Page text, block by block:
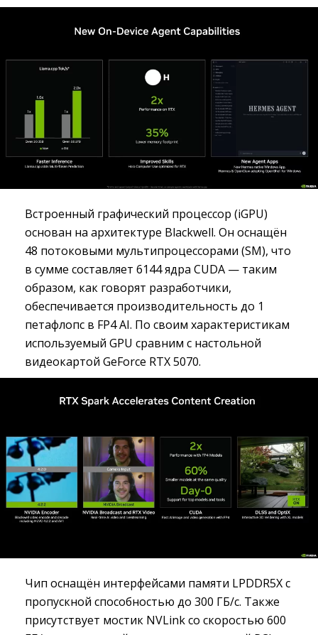
Встроенный графический процессор (iGPU)
основан на архитектуре Blackwell. Он оснащён
48 потоковыми мультипроцессорами (SM), что
в сумме составляет 6144 ядра CUDA — таким
образом, как говорят разработчики,
обеспечивается производительность до 1
петафлопс в FP4 AI. По своим характеристикам
используемый GPU сравним с настольной
видеокартой GeForce RTX 5070.
Чип оснащён интерфейсами памяти LPDDR5X с
пропускной способностью до 300 ГБ/с. Также
присутствует мостик NVLink со скоростью 600